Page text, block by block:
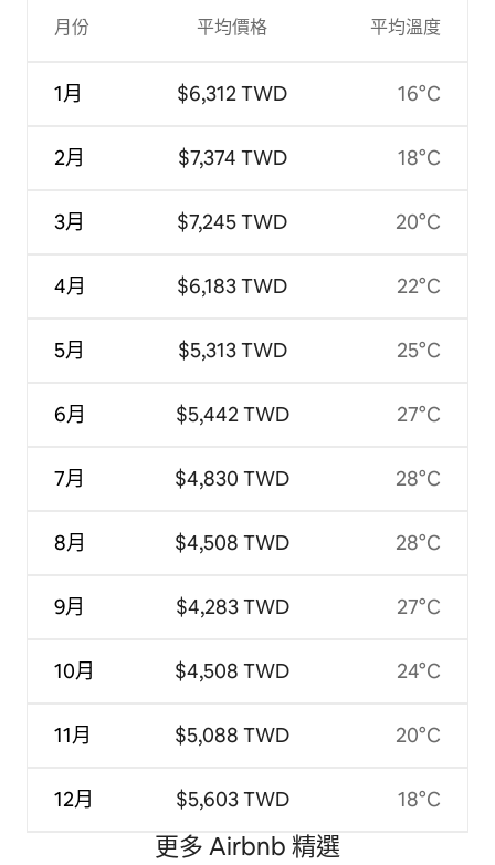
月份
1月
2月
3月
4月
5月
6月
7月
8月
9月
10月
11月
12月
平均價格
$6,312 TWD
$7,374 TWD
$7,245 TWD
$6,183 TWD
$5,313 TWD
$5,442 TWD
$4,830 TWD
$4,508 TWD
$4,283 TWD
$4,508 TWD
$5,088 TWD
$5,603 TWD
平均溫度
16°C
18°C
20°C
22°C
25°C
27°C
28°C
28°C
27°C
24°C
20°C
18°C
更多 Airbnb 精選